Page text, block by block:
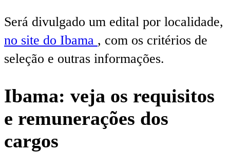
Será divulgado um edital por localidade,
no site do Ibama , com os critérios de
seleção e outras informações.
Ibama: veja os requisitos
e remunerações dos
cargos